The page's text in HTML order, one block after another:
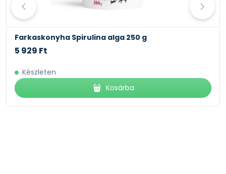
Farkaskonyha Spirulina alga 250 g
5 929 Ft
Készleten
Kosárba